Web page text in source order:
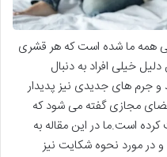
همه ما شده است که هر قشری
خیلی افراد به دنبال
جرم های جدیدی نیز پدیدار
مجازی گفته می شود که
است.ما در این مقاله به
در مورد نحوه شکایت نیز